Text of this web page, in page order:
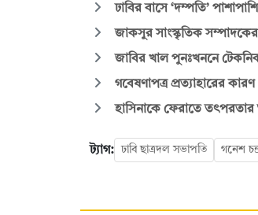
ঢাবির বাসে ‘দম্পতি’
জাকসুর সাংস্কৃতিক
জাবির খাল পুনঃখননে
গবেষণাপত্র প্রত্যাহারের
হাসিনাকে ফেরাতে
ট্যাগ: ঢাবি ছাত্রদল সভাপতি গনেশ